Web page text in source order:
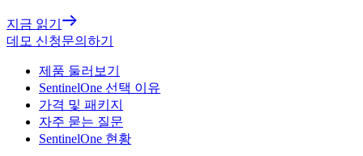
지금 읽기
데모 신청문의하기
제품 둘러보기
SentinelOne 선택 이유
가격 및 패키지
자주 묻는 질문
SentinelOne 현황